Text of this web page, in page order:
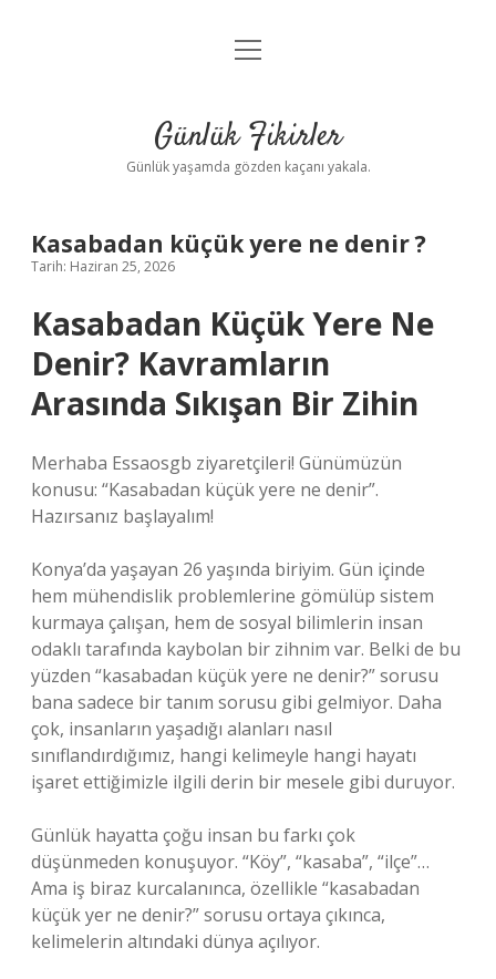
Anasayfa
Yasal Uyarı
menüyü
Günlük Fikirler
Günlük yaşamda gözden kaçanı yakala.
Kasabadan küçük yere ne denir ?
Tarih: Haziran 25, 2026
Kasabadan Küçük Yere Ne
Denir? Kavramların
Arasında Sıkışan Bir Zihin
Merhaba Essaosgb ziyaretçileri! Günümüzün
konusu: “Kasabadan küçük yere ne denir”.
Hazırsanız başlayalım!
Konya’da yaşayan 26 yaşında biriyim. Gün içinde
hem mühendislik problemlerine gömülüp sistem
kurmaya çalışan, hem de sosyal bilimlerin insan
odaklı tarafında kaybolan bir zihnim var. Belki de bu
yüzden “kasabadan küçük yere ne denir?” sorusu
bana sadece bir tanım sorusu gibi gelmiyor. Daha
çok, insanların yaşadığı alanları nasıl
sınıflandırdığımız, hangi kelimeyle hangi hayatı
işaret ettiğimizle ilgili derin bir mesele gibi duruyor.
Günlük hayatta çoğu insan bu farkı çok
düşünmeden konuşuyor. “Köy”, “kasaba”, “ilçe”…
Ama iş biraz kurcalanınca, özellikle “kasabadan
küçük yer ne denir?” sorusu ortaya çıkınca,
kelimelerin altındaki dünya açılıyor.